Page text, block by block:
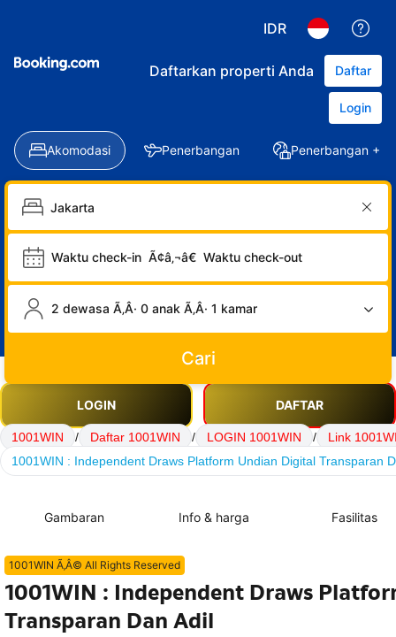
IDR
Daftarkan properti Anda Daftar
Login
Akomodasi Penerbangan Penerbangan +
Waktu check-in Ã¢â‚¬â€ Waktu check-out
2 dewasa Ã‚Â· 0 anak Ã‚Â· 1 kamar
Cari
LOGIN DAFTAR
1001WIN / Daftar 1001WIN / LOGIN 1001WIN /
Link
1001WIN : Independent Draws Platform Undian Digital Transparan
Gambaran Info & harga Fasilitas
1001WIN Ã‚Â© All Rights Reserved
1001WIN : Independent Draws
Transparan Dan Adil